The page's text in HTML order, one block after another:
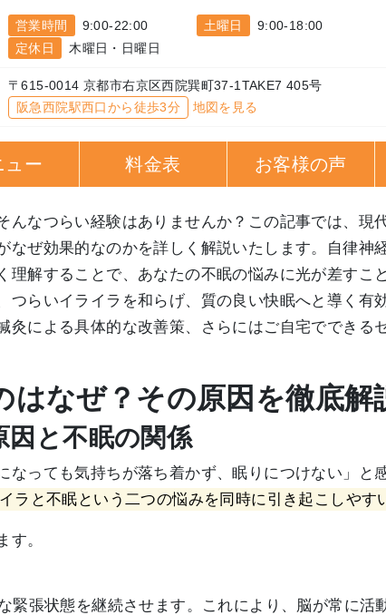
営業時間 9:00-22:00 土曜日
9:00-18:00
定休日
木曜日・日曜日
〒615-0014 京都市右京区西院巽町37-1TAKE7 405号
阪急西院駅西口から徒歩3分
地図を見る
ュー 料金表 お客様の声
なつらい経験はありませんか？この記事では、現
なぜ効果的なのかを詳しく解説いたします。自律神
理解することで、あなたの不眠の悩みに光が差すこ
つらいイライラを和らげ、質の良い快眠へと導く有
による具体的な改善策、さらにはご自宅でできる
なぜ？その原因を徹底解
と不眠の関係
なっても気持ちが落ち着かず、眠りにつけない」と
ラと不眠という二つの悩みを同時に引き起こしやす
す。
張状態を継続させます。これにより、脳が常に活